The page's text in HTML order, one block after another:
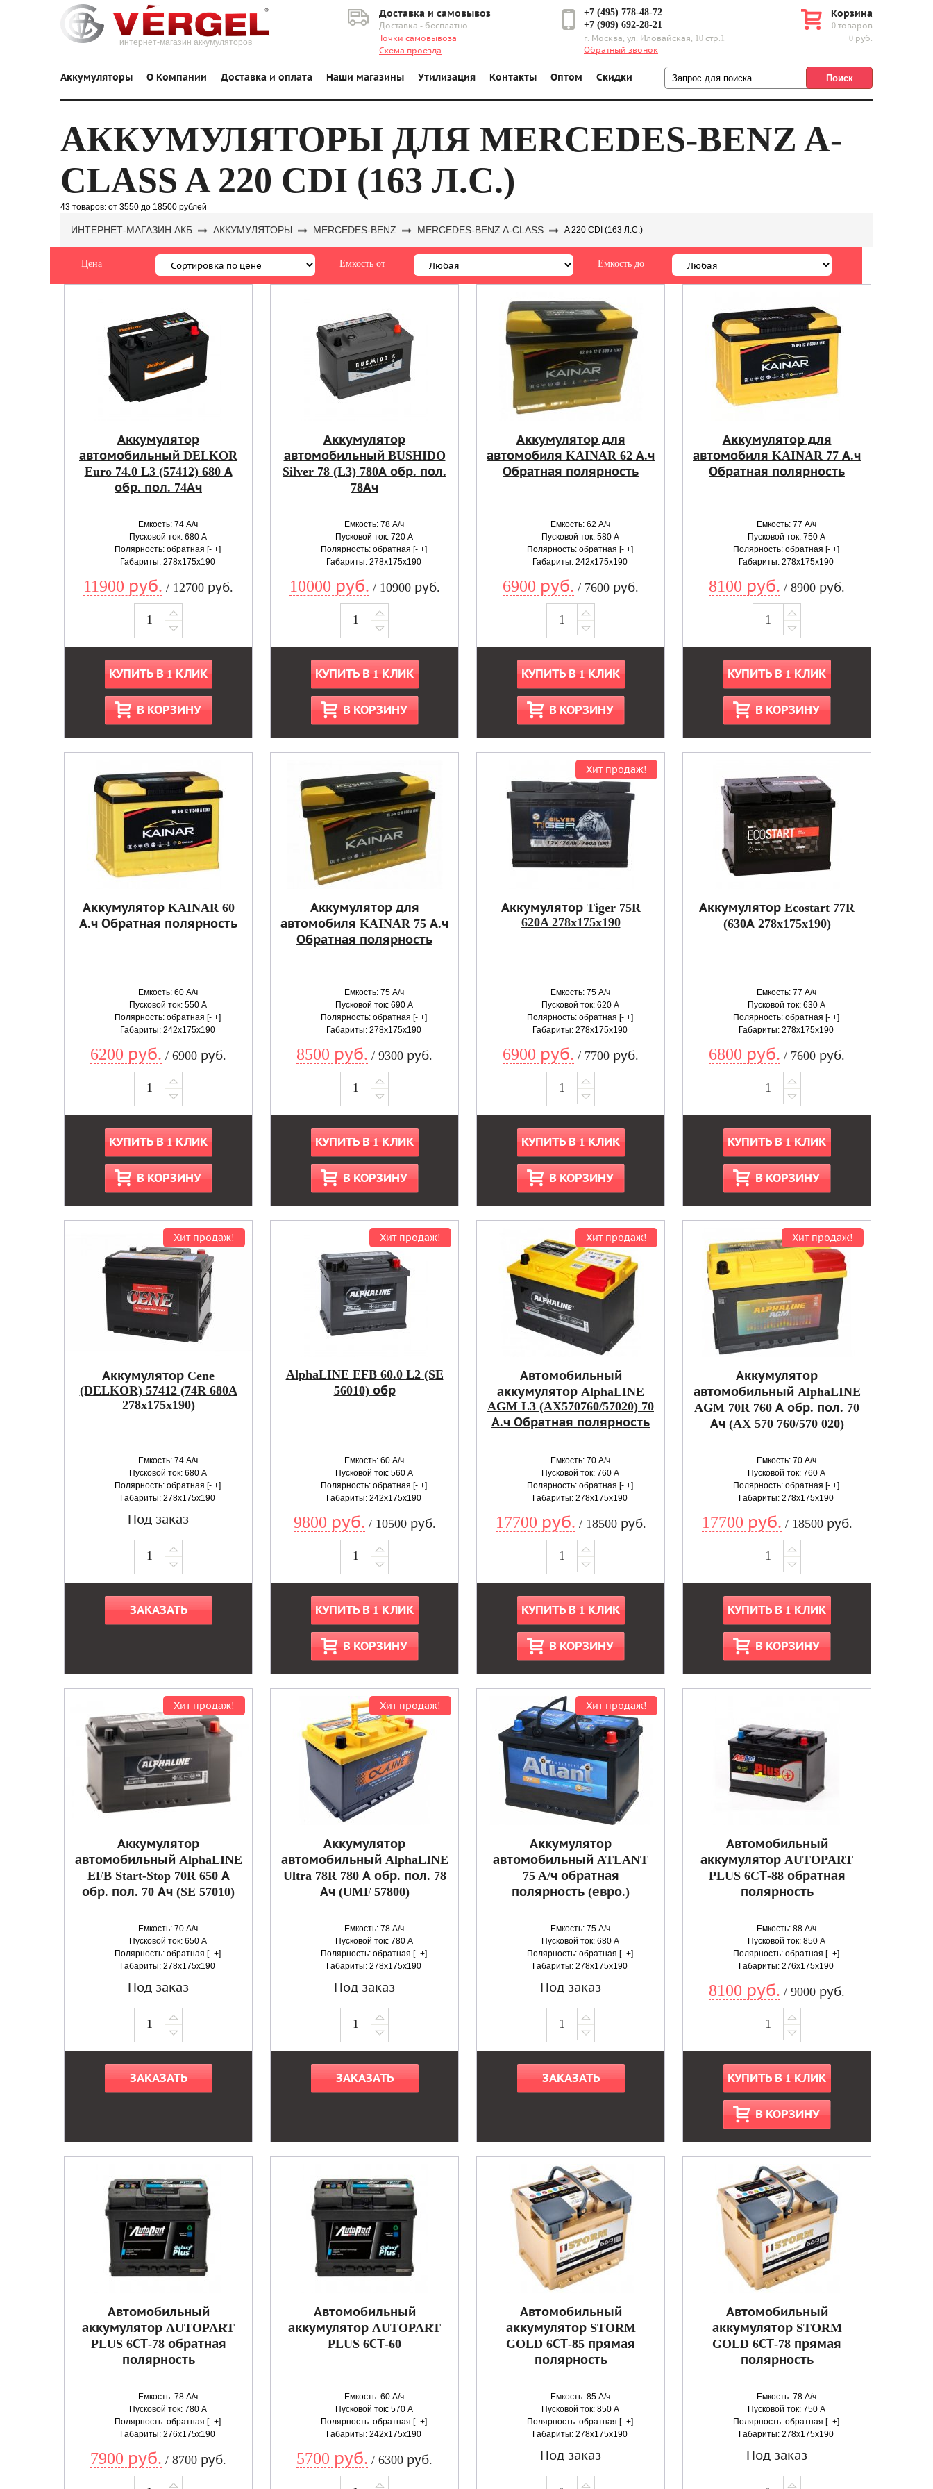
интернет-магазин аккумуляторов
Доставка и самовывоз
Доставка - бесплатно
Точки самовывоза
Схема проезда
+7 (495) 778-48-72
+7 (909) 692-28-21
г. Москва, ул. Иловайская, 10 стр.1
Обратный звонок
Корзина
0 товаров
0 руб.
Аккумуляторы О Компании Доставка и оплата Наши магазины Утилизация Контакты Оптом Скидки
АККУМУЛЯТОРЫ ДЛЯ MERCEDES-BENZ A-
CLASS A 220 CDI (163 Л.С.)
43 товаров: от 3550 до 18500 рублей
ИНТЕРНЕТ-МАГАЗИН АКБ АККУМУЛЯТОРЫ MERCEDES-BENZ MERCEDES-BENZ A-CLASS A 220 CDI (163 Л.С.)
Цена Емкость от Емкость до
Аккумулятор
автомобильный DELKOR
Euro 74.0 L3 (57412) 680 А
обр. пол. 74Ач
Емкость: 74 А/ч
Пусковой ток: 680 А
Полярность: обратная [- +]
Габариты: 278x175x190
11900 руб. / 12700 руб.
КУПИТЬ В 1 КЛИК
В КОРЗИНУ
Аккумулятор
автомобильный BUSHIDO
Silver 78 (L3) 780А обр. пол.
78Ач
Емкость: 78 А/ч
Пусковой ток: 720 А
Полярность: обратная [- +]
Габариты: 278x175x190
10000 руб. / 10900 руб.
КУПИТЬ В 1 КЛИК
В КОРЗИНУ
Аккумулятор для
автомобиля KAINAR 62 А.ч
Обратная полярность
Емкость: 62 А/ч
Пусковой ток: 580 А
Полярность: обратная [- +]
Габариты: 242x175x190
6900 руб. / 7600 руб.
КУПИТЬ В 1 КЛИК
В КОРЗИНУ
Аккумулятор для
автомобиля KAINAR 77 А.ч
Обратная полярность
Емкость: 77 А/ч
Пусковой ток: 750 А
Полярность: обратная [- +]
Габариты: 278x175x190
8100 руб. / 8900 руб.
КУПИТЬ В 1 КЛИК
В КОРЗИНУ
Аккумулятор KAINAR 60
А.ч Обратная полярность
Емкость: 60 А/ч
Пусковой ток: 550 А
Полярность: обратная [- +]
Габариты: 242x175x190
6200 руб. / 6900 руб.
КУПИТЬ В 1 КЛИК
В КОРЗИНУ
Аккумулятор для
автомобиля KAINAR 75 А.ч
Обратная полярность
Емкость: 75 А/ч
Пусковой ток: 690 А
Полярность: обратная [- +]
Габариты: 278x175x190
8500 руб. / 9300 руб.
КУПИТЬ В 1 КЛИК
В КОРЗИНУ
Хит продаж!
Аккумулятор Tiger 75R
620A 278x175x190
Емкость: 75 А/ч
Пусковой ток: 620 А
Полярность: обратная [- +]
Габариты: 278x175x190
6900 руб. / 7700 руб.
КУПИТЬ В 1 КЛИК
В КОРЗИНУ
Аккумулятор Ecostart 77R
(630А 278x175x190)
Емкость: 77 А/ч
Пусковой ток: 630 А
Полярность: обратная [- +]
Габариты: 278x175x190
6800 руб. / 7600 руб.
КУПИТЬ В 1 КЛИК
В КОРЗИНУ
Хит продаж!
Аккумулятор Cene
(DELKOR) 57412 (74R 680A
278x175x190)
Емкость: 74 А/ч
Пусковой ток: 680 А
Полярность: обратная [- +]
Габариты: 278x175x190
Под заказ
ЗАКАЗАТЬ
Хит продаж!
AlphaLINE EFB 60.0 L2 (SE
56010) обр
Емкость: 60 А/ч
Пусковой ток: 560 А
Полярность: обратная [- +]
Габариты: 242x175x190
9800 руб. / 10500 руб.
КУПИТЬ В 1 КЛИК
В КОРЗИНУ
Хит продаж!
Автомобильный
аккумулятор AlphaLINE
AGM L3 (AX570760/57020) 70
А.ч Обратная полярность
Емкость: 70 А/ч
Пусковой ток: 760 А
Полярность: обратная [- +]
Габариты: 278x175x190
17700 руб. / 18500 руб.
КУПИТЬ В 1 КЛИК
В КОРЗИНУ
Хит продаж!
Аккумулятор
автомобильный AlphaLINE
AGM 70R 760 А обр. пол. 70
Ач (AX 570 760/570 020)
Емкость: 70 А/ч
Пусковой ток: 760 А
Полярность: обратная [- +]
Габариты: 278x175x190
17700 руб. / 18500 руб.
КУПИТЬ В 1 КЛИК
В КОРЗИНУ
Хит продаж!
Аккумулятор
автомобильный AlphaLINE
EFB Start-Stop 70R 650 А
обр. пол. 70 Ач (SE 57010)
Емкость: 70 А/ч
Пусковой ток: 650 А
Полярность: обратная [- +]
Габариты: 278x175x190
Под заказ
ЗАКАЗАТЬ
Хит продаж!
Аккумулятор
автомобильный AlphaLINE
Ultra 78R 780 А обр. пол. 78
Ач (UMF 57800)
Емкость: 78 А/ч
Пусковой ток: 780 А
Полярность: обратная [- +]
Габариты: 278x175x190
Под заказ
ЗАКАЗАТЬ
Хит продаж!
Аккумулятор
автомобильный ATLANT
75 A/ч обратная
полярность (евро.)
Емкость: 75 А/ч
Пусковой ток: 680 А
Полярность: обратная [- +]
Габариты: 278x175x190
Под заказ
ЗАКАЗАТЬ
Автомобильный
аккумулятор AUTOPART
PLUS 6CТ-88 обратная
полярность
Емкость: 88 А/ч
Пусковой ток: 850 А
Полярность: обратная [- +]
Габариты: 276x175x190
8100 руб. / 9000 руб.
КУПИТЬ В 1 КЛИК
В КОРЗИНУ
Автомобильный
аккумулятор AUTOPART
PLUS 6СТ-78 обратная
полярность
Емкость: 78 А/ч
Пусковой ток: 780 А
Полярность: обратная [- +]
Габариты: 276x175x190
7900 руб. / 8700 руб.
Автомобильный
аккумулятор AUTOPART
PLUS 6СТ-60
Емкость: 60 А/ч
Пусковой ток: 570 А
Полярность: обратная [- +]
Габариты: 242x175x190
5700 руб. / 6300 руб.
Автомобильный
аккумулятор STORM
GOLD 6СТ-85 прямая
полярность
Емкость: 85 А/ч
Пусковой ток: 850 А
Полярность: обратная [- +]
Габариты: 278x175x190
Под заказ
Автомобильный
аккумулятор STORM
GOLD 6СТ-78 прямая
полярность
Емкость: 78 А/ч
Пусковой ток: 750 А
Полярность: обратная [- +]
Габариты: 278x175x190
Под заказ